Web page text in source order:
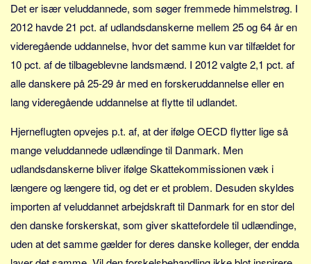
Frankrig
Sverige
Norge
Thailand
USA
Nøgleord
Bolig
Job
Virksomhed
Det er især veluddannede, som søger fremmede himmelstrøg. I
2012 havde 21 pct. af udlandsdanskerne mellem 25 og 64 år en
videregående uddannelse, hvor det samme kun var tilfældet for
10 pct. af de tilbageblevne landsmænd. I 2012 valgte 2,1 pct. af
alle danskere på 25-29 år med en forskeruddannelse eller en
lang videregående uddannelse at flytte til udlandet.
Hjerneflugten opvejes p.t. af, at der ifølge OECD flytter lige så
mange veluddannede udlændinge til Danmark. Men
udlandsdanskerne bliver ifølge Skattekommissionen væk i
længere og længere tid, og det er et problem. Desuden skyldes
importen af veluddannet arbejdskraft til Danmark for en stor del
den danske forskerskat, som giver skattefordele til udlændinge,
uden at det samme gælder for deres danske kolleger, der endda